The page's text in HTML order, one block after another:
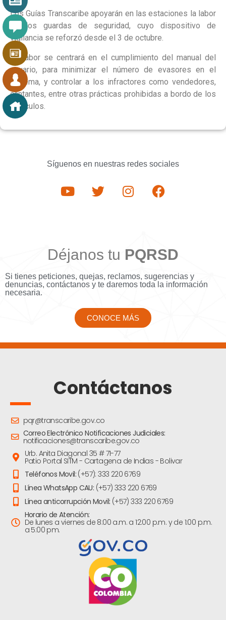
Los Guías Transcaribe apoyarán en las estaciones la labor
de los guardas de seguridad, cuyo dispositivo de
vigilancia se reforzó desde el 3 de octubre.
Su labor se centrará en el cumplimiento del manual del
usuario, para minimizar el número de evasores en el
sistema, y controlar a los infractores como vendedores,
cantantes, entre otras prácticas prohibidas a bordo de los
vehículos.
Síguenos en nuestras redes sociales
Déjanos tu PQRSD
Si tienes peticiones, quejas, reclamos, sugerencias y
denuncias, contáctanos y te daremos toda la información
necesaria.
CONOCE MÁS
Contáctanos
pqr@transcaribe.gov.co
Correo Electrónico Notificaciones Judiciales:
notificaciones@transcaribe.gov.co
Urb. Anita Diagonal 35 # 71-77
Patio Portal SITM - Cartagena de Indias - Bolivar
Teléfonos Movil: (+57): 333 220 6769
Línea WhatsApp CAU: (+57) 333 220 6769
Línea anticorrupción Movil: (+57) 333 220 6769
Horario de Atención:
De lunes a viernes de 8:00 a.m. a 12:00 p.m. y de 1:00 p.m.
a 5:00 pm.